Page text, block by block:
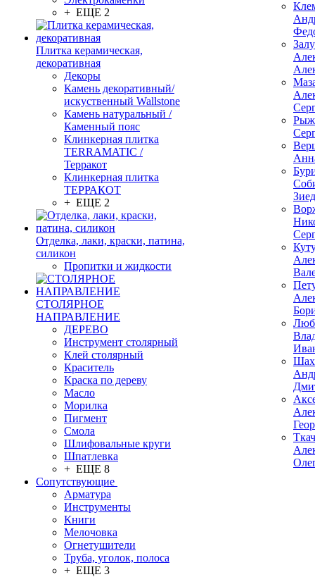
+ ЕЩЕ 2
Плитка керамическая,
декоративная
Декоры
Камень декоративный/
искуственный Wallstone
Камень натуральный /
Каменный пояс
Клинкерная плитка
TERRAMATIC /
Терракот
Клинкерная плитка
ТЕРРАКОТ
+ ЕЩЕ 2
Отделка, лаки, краски, патина,
силикон
Пропитки и жидкости
СТОЛЯРНОЕ
НАПРАВЛЕНИЕ
ДЕРЕВО
Инструмент столярный
Клей столярный
Краситель
Краска по дереву
Масло
Морилка
Пигмент
Смола
Шлифовальные круги
Шпатлевка
+ ЕЩЕ 8
Сопутствующие
Арматура
Инструменты
Книги
Мелочовка
Огнетушители
Труба, уголок, полоса
+ ЕЩЕ 3